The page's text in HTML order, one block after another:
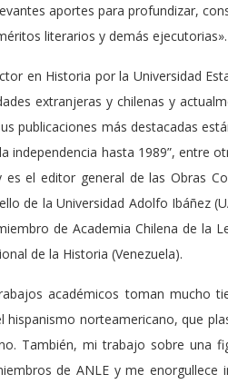
aportes para profundizar,
literarios y demás ejecutorias».
en Historia por la Universidad
extranjeras y chilenas y
publicaciones más destacadas
independencia hasta 1989”, entre
el editor general de las Obras
de la Universidad Adolfo Ibáñez
de Academia Chilena de la
de la Historia (Venezuela).
académicos toman mucho
norteamericano, que
También, mi trabajo sobre una
de ANLE y me enorgullece